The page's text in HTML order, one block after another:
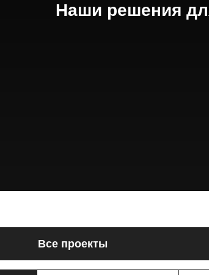
Наши решения
Все проекты